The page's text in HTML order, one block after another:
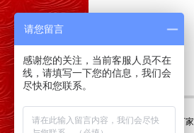
友情链接:
平衡门厂家
请您留言
感谢您的关注，当前客服人员不在
线，请填写一下您的信息，我们会
尽快和您联系。